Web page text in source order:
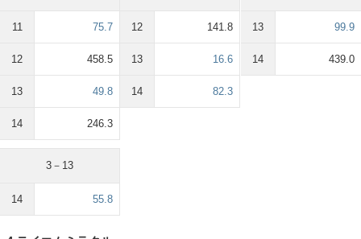
11 75.7
12 458.5
13 49.8
14 246.3
12 141.8
13 16.6
14 82.3
13 99.9
14 439.0
3－13
14 55.8